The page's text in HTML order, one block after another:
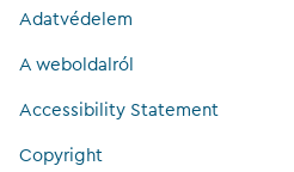
Adatvédelem
A weboldalról
Accessibility Statement
Copyright